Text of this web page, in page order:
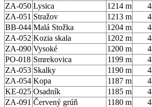
ZA-050 Lysica 1214 m 4
ZA-051 Stražov 1213 m 4
BB-044 Malá Stožka 1204 m 4
ZA-052 Kozia skala 1202 m 4
ZA-090 Vysoké 1200 m 4
PO-018 Smrekovica 1199 m 4
ZA-053 Skalky 1190 m 4
ZA-054 Kopa 1187 m 4
KE-025 Osadník 1185 m 4
ZA-091 Červený grúň 1180 m 4